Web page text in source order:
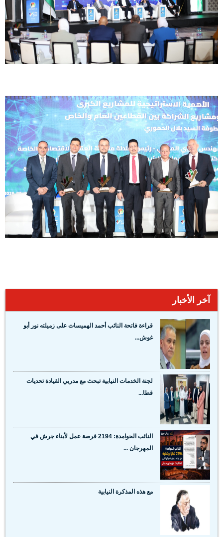
آخر الأخبار
قراءة فاتحة النائب أحمد الهميسات على زميلته نور أبو
غوش...
لجنة الخدمات النيابية تبحث مع مدربي القيادة تحديات
قطا...
النائب الحوامدة: 2194 فرصة عمل لأبناء جرش في
المهرجان ...
مع هذه المذكرة النيابية